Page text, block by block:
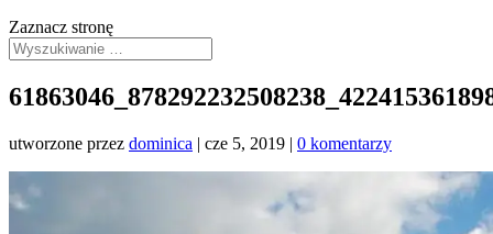
Zaznacz stronę
utworzone przez dominica | cze 5, 2019 | 0 komentarzy